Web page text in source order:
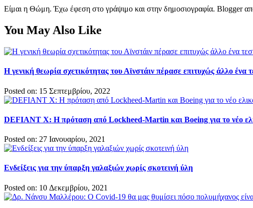
Είμαι η Θώμη. Έχω έφεση στο γράψιμο και στην δημοσιογραφία. Blogger
You May Also Like
Η γενική θεωρία σχετικότητας του Αϊνστάιν πέρασε επιτυχώς άλλο ένα
Posted on: 15 Σεπτεμβρίου, 2022
DEFIANT X: Η πρόταση από Lockheed-Martin και Boeing για το νέο
Posted on: 27 Ιανουαρίου, 2021
Ενδείξεις για την ύπαρξη γαλαξιών χωρίς σκοτεινή ύλη
Posted on: 10 Δεκεμβρίου, 2021